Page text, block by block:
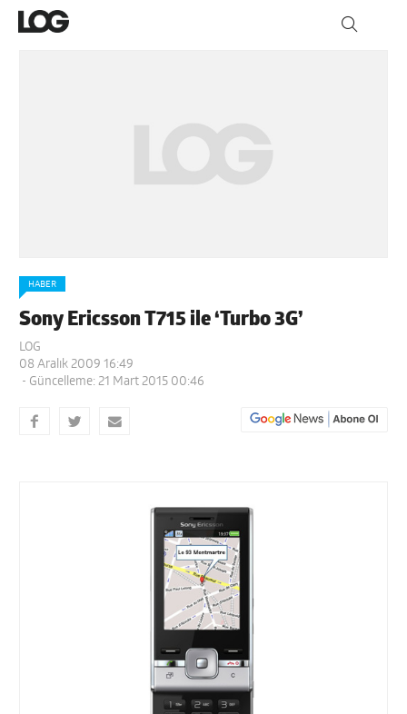
HABER
Sony Ericsson T715 ile ‘Turbo 3G’
LOG
08 Aralık 2009 16:49
- Güncelleme: 21 Mart 2015 00:46